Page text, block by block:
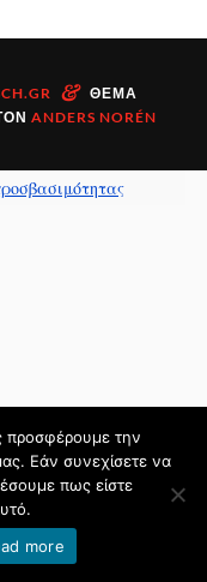
& ΘΈΜΑ
ANDERS NORÉN
προσφέρουμε την
Εάν συνεχίσετε να
πως είστε
more